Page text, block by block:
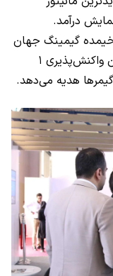
درآمد.
خیمده گیمینگ جهان
هستند که با انحنای ۱۸۰۰ میلی‌متری و زمان واکنش‌پذیری ۱
هدیه می‌دهد.